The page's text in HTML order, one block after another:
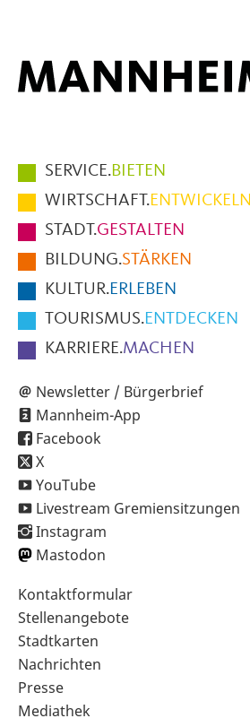
Hauptmenüpunkte
im
Fußbereich
der
Seite
SERVICE.BIETEN
WIRTSCHAFT.ENTWICKELN
STADT.GESTALTEN
BILDUNG.STÄRKEN
KULTUR.ERLEBEN
TOURISMUS.ENTDECKEN
KARRIERE.MACHEN
Newsletter / Bürgerbrief
Mannheim-App
Facebook
X
YouTube
Livestream Gremiensitzungen
Instagram
Mastodon
Sekundärnavigation
im
Fußbereich
Kontaktformular
Stellenangebote
Stadtkarten
Nachrichten
Presse
Mediathek